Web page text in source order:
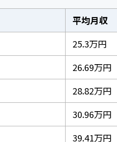
平均月収
25.3万円
26.69万円
28.82万円
30.96万円
39.41万円